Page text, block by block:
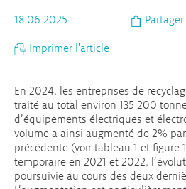
18.06.2025
Imprimer l'article
En 2024, les entreprises de
traité au total environ 135 200
d’équipements électriques et
volume a ainsi augmenté de 2%
précédente (voir tableau 1 et figure
temporaire en 2021 et 2022,
poursuivie au cours des deux